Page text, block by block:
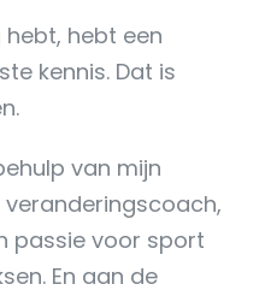
hebt een
kennis. Dat is
van mijn
passie voor sport
En aan de